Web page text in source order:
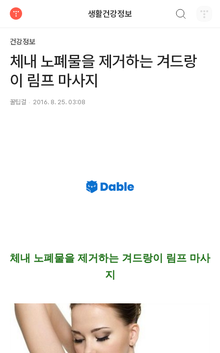
생활건강정보
건강정보
체내 노폐물을 제거하는 겨드랑
이 림프 마사지
꿀팁걸 2016. 8. 25. 03:08
체내 노폐물을 제거하는 겨드랑이 림프 마사
지